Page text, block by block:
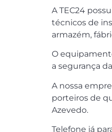
A TEC24
técnicos de
armazém,
O
a segurança
A nossa
porteiros de
Azevedo.
Telefone já